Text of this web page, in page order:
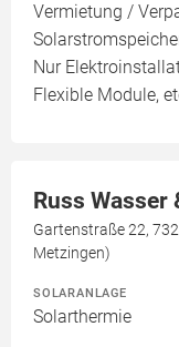
Vermietung /
Nur
Flexible Module,
Russ Wasser
Gartenstraße 22,
Metzingen)
SOLARANLAGE
Solarthermie